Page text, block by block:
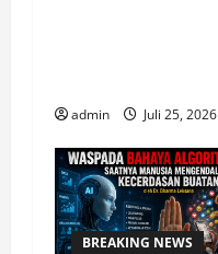
admin Juli 25, 2026
BREAKING NEWS